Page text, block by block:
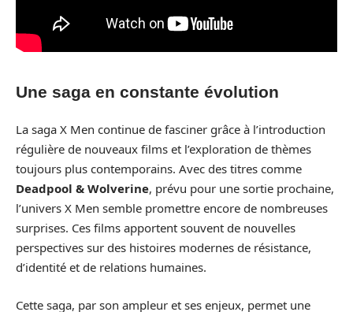
Une saga en constante évolution
La saga X Men continue de fasciner grâce à l’introduction
régulière de nouveaux films et l’exploration de thèmes
toujours plus contemporains. Avec des titres comme
Deadpool & Wolverine, prévu pour une sortie prochaine,
l’univers X Men semble promettre encore de nombreuses
surprises. Ces films apportent souvent de nouvelles
perspectives sur des histoires modernes de résistance,
d’identité et de relations humaines.
Cette saga, par son ampleur et ses enjeux, permet une